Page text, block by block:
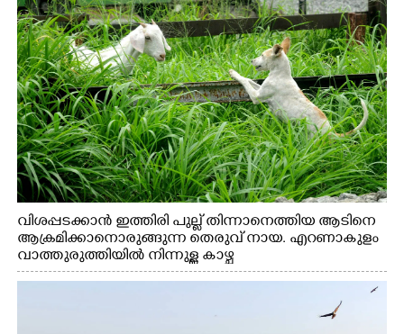
വിശപ്പടക്കാൻ ഇത്തിരി പുല്ല് തിന്നാനെത്തിയ ആടിനെ
ആക്രമിക്കാനൊരുങ്ങുന്ന തെരുവ് നായ. എറണാകുളം
വാത്തുരുത്തിയിൽ നിന്നുള്ള കാഴ്ച